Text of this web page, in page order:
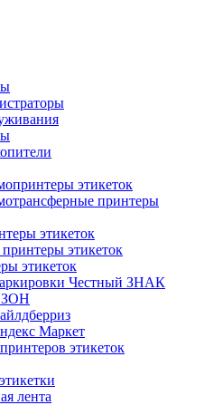
этикеток
принтеры
этикеток
этикеток
этикеток
Честный ЗНАК
Маркет
этикеток
лента